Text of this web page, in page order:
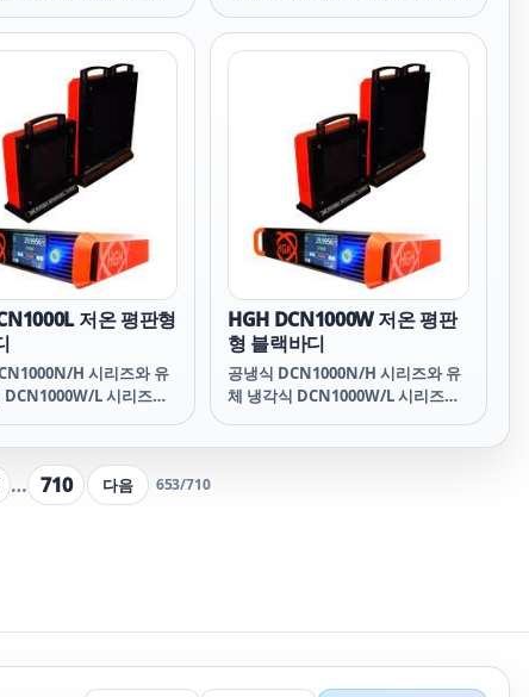
할 수 있습니다.
은 2개의 독립적으로 조
사면으로 구성되며, 온도
조정된 조절기가 있는 하
장치를 통해 제어됩니다.
사선원 입니다. 이 흑체는 전자 장치
로 제어되는 소형 방사 헤드와 실시
간 PID 파라미터 조절 덕에 정밀한
온도 선택 및 안정화가 가능한 전자
장치의 전면에 위치한 사용자 위주
의 터치 스크린 제어 패널로 구성됩
저온 평판형
H 시리즈와 유
DCN1000W/L 시리즈는
대 온도 범위에서 사용
.
HGH DCN1000W 저온 평판
형 블랙바디
공냉식 DCN1000N/H 시리즈와 유
체 냉각식 DCN1000W/L 시리즈는
… 710 다음 653/710